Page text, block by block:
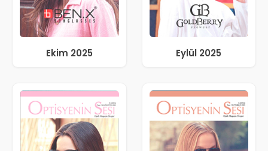
Ekim 2025 Eylül 2025